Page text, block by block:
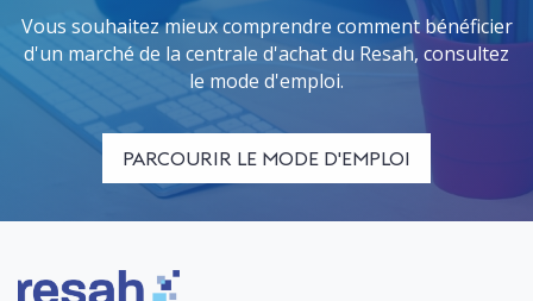
Vous souhaitez mieux comprendre comment bénéficier
d'un marché de la centrale d'achat du Resah, consultez
le mode d'emploi.
PARCOURIR LE MODE D'EMPLOI
Logo Resah